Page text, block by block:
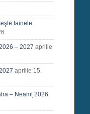
tainele
– 2027 aprilie
aprilie 15,
– Neamț 2026